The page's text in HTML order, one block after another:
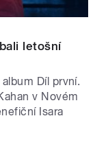
letošní
Díl první.
v Novém
Isara